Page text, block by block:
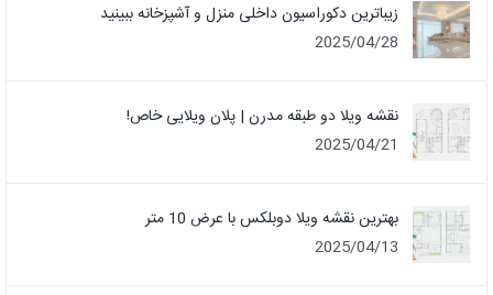
زیباترین دکوراسیون داخلی منزل و آشپزخانه ببینید
2025/04/28
نقشه ویلا دو طبقه مدرن | پلان ویلایی خاص!
2025/04/21
بهترین نقشه ویلا دوبلکس با عرض 10 متر
2025/04/13